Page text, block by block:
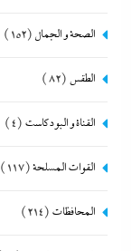
الصحة و الجمال (152)
الطقس (82)
القناة و البودكاست (4)
القوات المسلحة(117)
المحافظات (214)